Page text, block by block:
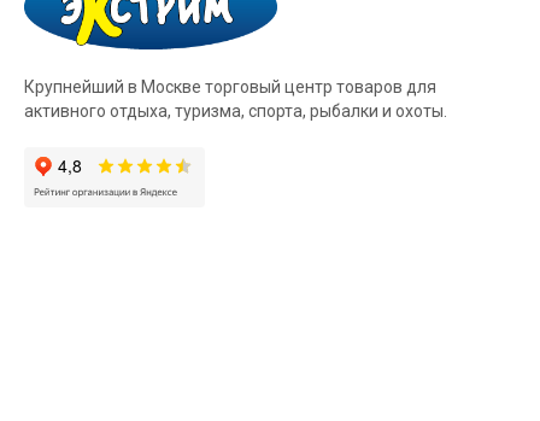
Крупнейший в Москве торговый центр товаров для
активного отдыха, туризма, спорта, рыбалки и охоты.